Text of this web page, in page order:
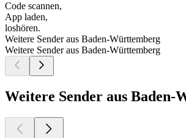
Code scannen,
App laden,
loshören.
Weitere Sender aus Baden-Württemberg
Weitere Sender aus Baden-Württemberg
Weitere Sender aus Baden-